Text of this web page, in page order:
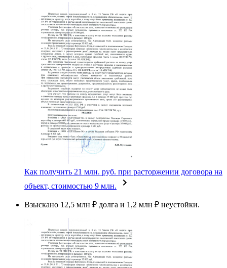
Как получить 21 млн. руб. при расторжении договора на
объект, стоимостью 9 млн.
Взыскано 12,5 млн ₽ долга и 1,2 млн ₽ неустойки.